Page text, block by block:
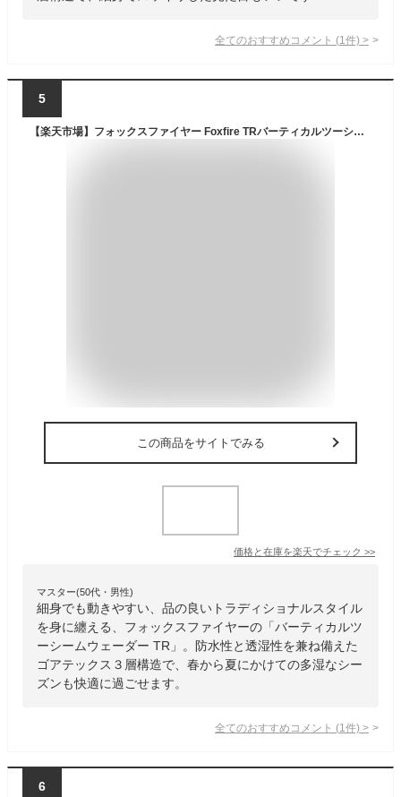
全てのおすすめコメント (1 件) >
5
【楽天市場】フォックスファイヤー Foxfire TRバーティカルツーシームウェーダー TR Vertical Two-seam Waders チェストハイウェーダー 防水性 透湿性 ゴアテックス 釣り フィッシング アウトドア おしゃれ FOX5023265 国内正規品：ハイカム 楽天市場店
この商品をサイトでみる
価格と在庫を楽天でチェック >>
マスター(50代・男性)
細身でも動きやすい、品の良いトラディショナルスタイル
を身に纏える、フォックスファイヤーの「バーティカルツ
ーシームウェーダー TR」。防水性と透湿性を兼ね備えた
ゴアテックス３層構造で、春から夏にかけての多湿なシー
ズンも快適に過ごせます。
全てのおすすめコメント (1 件) >
6